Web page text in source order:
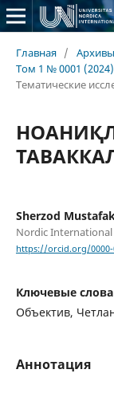
Главная / Архивы
Том 1 № 0001 (2024):
Тематические
Sherzod
Nordic
https://orcid.org/0000-
Ключевые
Oбъeктив,
Аннотация